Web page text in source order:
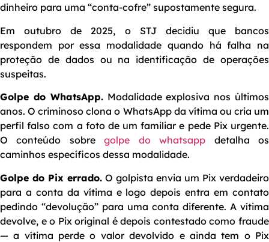
dinheiro para uma “conta-cofre” supostamente segura.
Em outubro de 2025, o STJ decidiu que bancos
respondem por essa modalidade quando há falha na
proteção de dados ou na identificação de operações
suspeitas.
Golpe do WhatsApp.Modalidade explosiva nos últimos
anos. O criminoso clona o WhatsApp da vítima ou cria um
perfil falso com a foto de um familiar e pede Pix urgente.
O conteúdo sobre
golpe do whatsapp detalha os
caminhos específicos dessa modalidade.
Golpe do Pix errado. O golpista envia um Pix verdadeiro
para a conta da vítima e logo depois entra em contato
pedindo “devolução” para uma conta diferente. A vítima
devolve, e o Pix original é depois contestado como fraude
— a vítima perde o valor devolvido e ainda tem o Pix